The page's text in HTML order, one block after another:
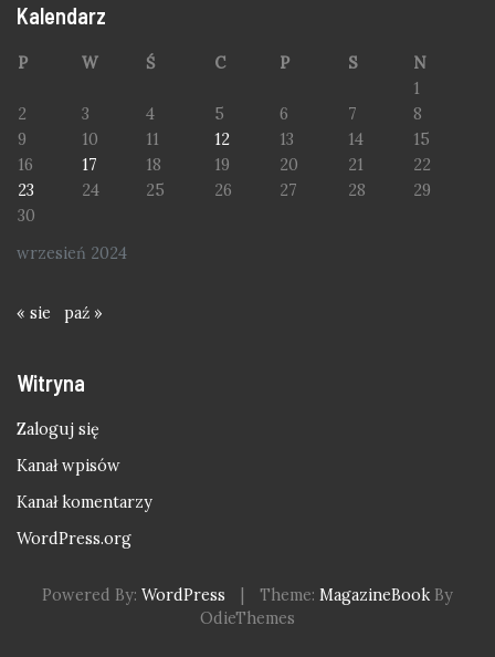
Kalendarz
wrzesień 2024
P W Ś C P S
N
1
2
3 4 5 6 7
8
9
10 11 12 13 14
15
16
17 18 19 20 21
22
23
24 25 26 27 28
29
30
« sie paź »
Witryna
Zaloguj się
Kanał wpisów
Kanał komentarzy
WordPress.org
Powered By: WordPress Theme: MagazineBook By
OdieThemes